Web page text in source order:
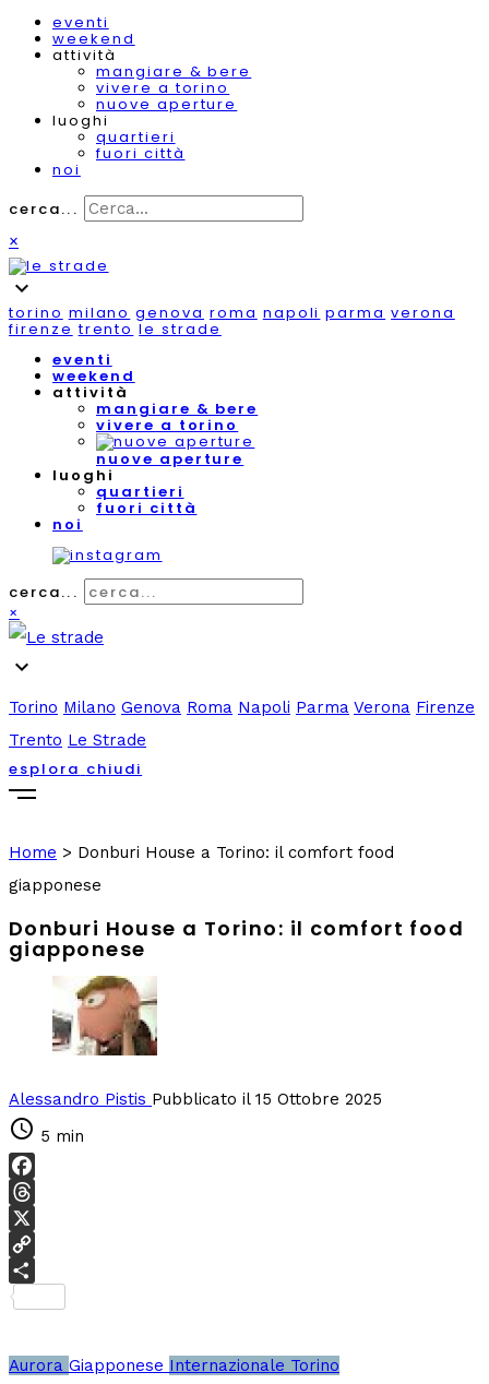
eventi
weekend
attività
mangiare & bere
vivere a torino
nuove aperture
luoghi
quartieri
fuori città
noi
cerca...
×
expand_more
torino milano genova roma napoli parma verona
firenze trento le strade
eventi
weekend
attività
mangiare & bere
vivere a torino
nuove aperture
luoghi
quartieri
fuori città
noi
cerca...
×
expand_more
Torino Milano Genova Roma Napoli Parma Verona Firenze
Trento Le Strade
esplora chiudi
Home > Donburi House a Torino: il comfort food
giapponese
Donburi House a Torino: il comfort food
giapponese
Alessandro Pistis Pubblicato il 15 Ottobre 2025
schedule 5 min
Facebook
Threads
X
Copy
Link
Aurora Giapponese Internazionale Torino